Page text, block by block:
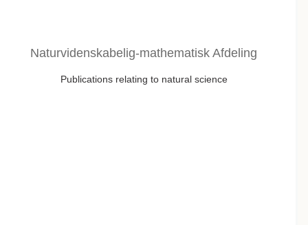
Naturvidenskabelig-mathematisk Afdeling
Publications relating to natural science